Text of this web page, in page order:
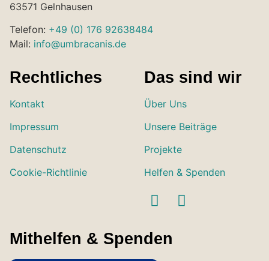
63571 Gelnhausen
Telefon: +49 (0) 176 92638484
Mail: info@umbracanis.de
Rechtliches
Kontakt
Impressum
Datenschutz
Cookie-Richtlinie
Das sind wir
Über Uns
Unsere Beiträge
Projekte
Helfen & Spenden
Mithelfen & Spenden